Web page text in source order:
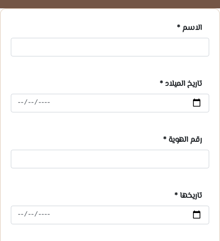
الاسم *
تاريخ الميلاد *
رقم الهوية *
تاريخها*